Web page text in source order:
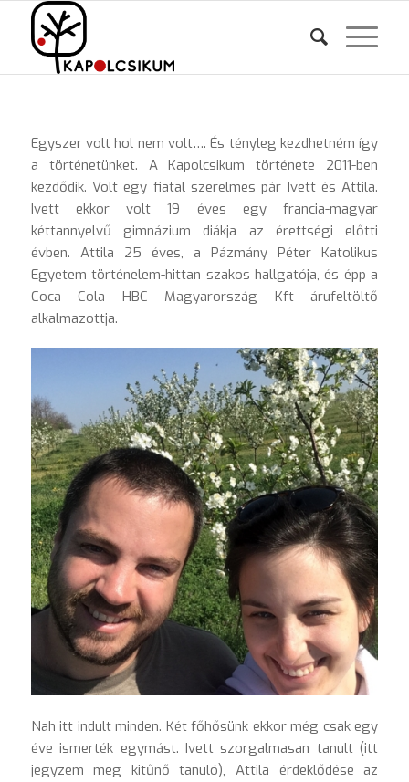
Egyszer volt hol nem volt…. És tényleg kezdhetném így
a történetünket. A Kapolcsikum története 2011-ben
kezdődik. Volt egy fiatal szerelmes pár Ivett és Attila.
Ivett ekkor volt 19 éves egy francia-magyar
kéttannyelvű gimnázium diákja az érettségi előtti
évben. Attila 25 éves, a Pázmány Péter Katolikus
Egyetem történelem-hittan szakos hallgatója, és épp a
Coca Cola HBC Magyarország Kft árufeltöltő
alkalmazottja.
Nah itt indult minden. Két főhősünk ekkor még csak egy
éve ismerték egymást. Ivett szorgalmasan tanult (itt
jegyzem meg kitűnő tanuló), Attila érdeklődése az